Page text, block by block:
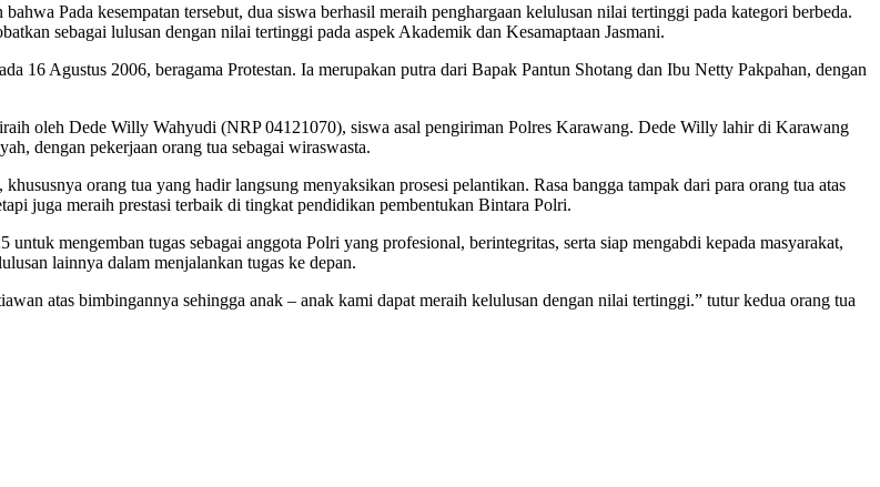
Pada kesempatan tersebut, dua siswa berhasil meraih penghargaan kelulusan nilai tertinggi pada kategori berbeda.
sebagai lulusan dengan nilai tertinggi pada aspek Akademik dan Kesamaptaan Jasmani.
16 Agustus 2006, beragama Protestan. Ia merupakan putra dari Bapak Pantun Shotang dan Ibu Netty Pakpahan, dengan
oleh Dede Willy Wahyudi (NRP 04121070), siswa asal pengiriman Polres Karawang. Dede Willy lahir di Karawang
dengan pekerjaan orang tua sebagai wiraswasta.
orang tua yang hadir langsung menyaksikan prosesi pelantikan. Rasa bangga tampak dari para orang tua atas
juga meraih prestasi terbaik di tingkat pendidikan pembentukan Bintara Polri.
mengemban tugas sebagai anggota Polri yang profesional, berintegritas, serta siap mengabdi kepada masyarakat,
lainnya dalam menjalankan tugas ke depan.
atas bimbingannya sehingga anak – anak kami dapat meraih kelulusan dengan nilai tertinggi.” tutur kedua orang tua